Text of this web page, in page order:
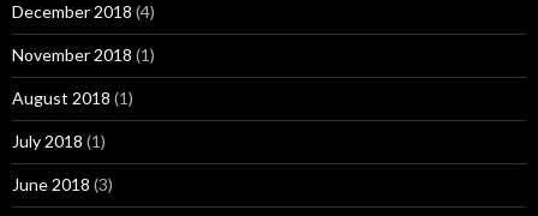
December 2018 (4)
November 2018 (1)
August 2018 (1)
July 2018 (1)
June 2018 (3)